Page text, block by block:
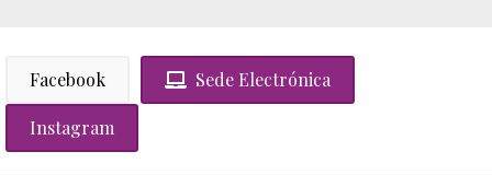
Facebook Sede Electrónica
Instagram